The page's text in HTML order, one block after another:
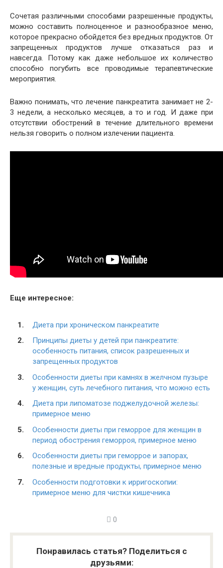
Сочетая различными способами разрешенные продукты,
можно составить полноценное и разнообразное меню,
которое прекрасно обойдется без вредных продуктов. От
запрещенных продуктов лучше отказаться раз и
навсегда. Потому как даже небольшое их количество
способно погубить все проводимые терапевтические
мероприятия.
Важно понимать, что лечение панкреатита занимает не 2-
3 недели, а несколько месяцев, а то и год. И даже при
отсутствии обострений в течение длительного времени
нельзя говорить о полном излечении пациента.
Еще интересное:
Диета при хроническом панкреатите
Принципы диеты у детей при панкреатите:
особенность питания, список разрешенных и
запрещенных продуктов
Особенности диеты при камнях в желчном пузыре
у женщин, суть лечебного питания, что можно есть
Диета при липоматозе поджелудочной железы:
примерное меню
Особенности диеты при геморрое для женщин в
период обострения геморроя, примерное меню
Особенности диеты при геморрое и запорах,
полезные и вредные продукты, примерное меню
Особенности подготовки к ирригоскопии:
примерное меню для чистки кишечника
0
Понравилась статья? Поделиться с
друзьями: